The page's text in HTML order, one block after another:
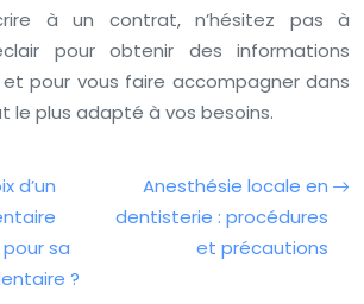
à un contrat, n’hésitez pas à
pour obtenir des informations
pour vous faire accompagner dans
le plus adapté à vos besoins.
d’un
sa
?
Anesthésie locale en
dentisterie : procédures
et précautions